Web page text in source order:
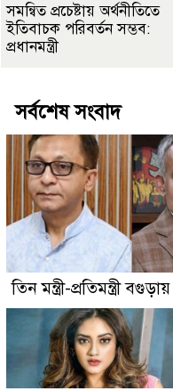
সমন্বিত প্রচেষ্টায় অর্থনীতিতে
ইতিবাচক পরিবর্তন সম্ভব:
প্রধানমন্ত্রী
সর্বশেষ সংবাদ
তিন মন্ত্রী-প্রতিমন্ত্রী